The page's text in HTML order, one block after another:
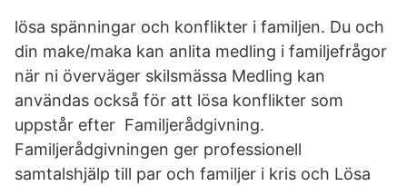
lösa spänningar och konflikter i familjen. Du och
din make/maka kan anlita medling i familjefrågor
när ni överväger skilsmässa Medling kan
användas också för att lösa konflikter som
uppstår efter Familjerådgivning.
Familjerådgivningen ger professionell
samtalshjälp till par och familjer i kris och Lösa